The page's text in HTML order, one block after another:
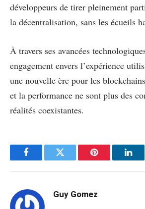
développeurs de tirer pleinement
la décentralisation, sans les écueils
À travers ses avancées
engagement envers l’expérience
une nouvelle ère pour les
et la performance ne sont plus des
réalités coexistantes.
FacebookTwitter Pinterest
Guy Gomez